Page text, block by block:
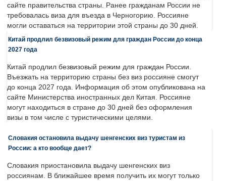
сайте правительства страны. Ранее гражданам России не
требовалась виза для въезда в Черногорию. Россияне
могли оставаться на территории этой страны до 30 дней.
Китай продлил безвизовый режим для граждан России до конца
2027 года
Китай продлил безвизовый режим для граждан России.
Въезжать на территорию страны без виз россияне смогут
до конца 2027 года. Информация об этом опубликована на
сайте Министерства иностранных дел Китая. Россияне
могут находиться в стране до 30 дней без оформления
визы в том числе с туристическими целями.
Словакия остановила выдачу шенгенских виз туристам из
России: а кто вообще дает?
Словакия приостановила выдачу шенгенских виз
россиянам. В ближайшее время получить их могут только